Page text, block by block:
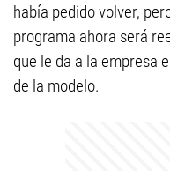
había pedido volver,
programa ahora será
que le da a la empresa
de la modelo.